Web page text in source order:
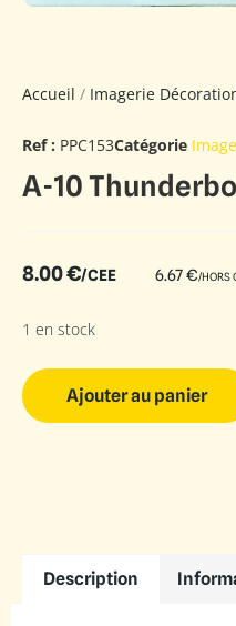
Accueil / Imagerie
Ref : PPC153Catégorie
A-10
8.00€/CEE 6.67€/HORS
1 en stock
Ajouter au panier
Description